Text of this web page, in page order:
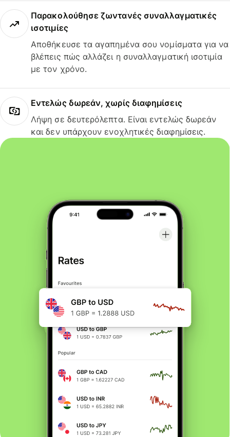
Παρακολούθησε ζωντανές συναλλαγματικές
ισοτιμίες
Αποθήκευσε τα αγαπημένα σου νομίσματα για να
βλέπεις πώς αλλάζει η συναλλαγματική ισοτιμία
με τον χρόνο.
Εντελώς δωρεάν, χωρίς διαφημίσεις
Λήψη σε δευτερόλεπτα. Είναι εντελώς δωρεάν
και δεν υπάρχουν ενοχλητικές διαφημίσεις.